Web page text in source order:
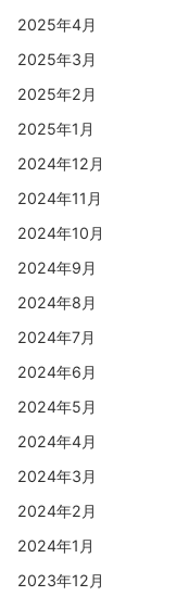
2025年4月
2025年3月
2025年2月
2025年1月
2024年12月
2024年11月
2024年10月
2024年9月
2024年8月
2024年7月
2024年6月
2024年5月
2024年4月
2024年3月
2024年2月
2024年1月
2023年12月